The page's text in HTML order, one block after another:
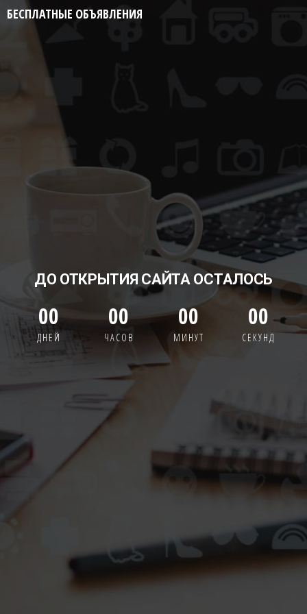
БЕСПЛАТНЫЕ ОБЪЯВЛЕНИЯ
ДО ОТКРЫТИЯ САЙТА ОСТАЛОСЬ
00
ДНЕЙ
00
ЧАСОВ
00
МИНУТ
00
СЕКУНД